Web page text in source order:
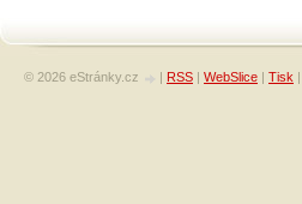
© 2026 eStránky.cz | RSS | WebSlice | Tisk |